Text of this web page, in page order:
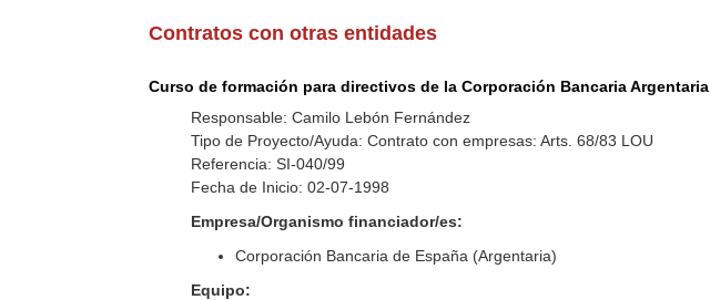
Contratos con otras entidades
Curso de formación para directivos de la Corporación Bancaria Argentaria
Responsable: Camilo Lebón Fernández
Tipo de Proyecto/Ayuda: Contrato con empresas: Arts. 68/83 LOU
Referencia: SI-040/99
Fecha de Inicio: 02-07-1998
Empresa/Organismo financiador/es:
Corporación Bancaria de España (Argentaria)
Equipo: